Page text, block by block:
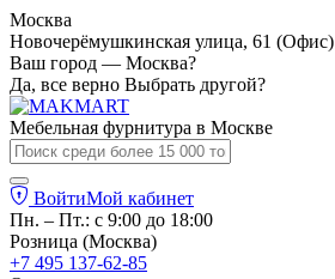
Москва
Новочерёмушкинская улица, 61 (Офис)
Ваш город — Москва?
Да, все верно Выбрать другой?
Мебельная фурнитура в Москве
ВойтиМой кабинет
Пн. – Пт.: с 9:00 до 18:00
Розница (Москва)
+7 495 137-62-85